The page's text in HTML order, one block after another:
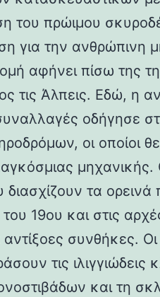
του πρώιμου
για την ανθρώπινη
αφήνει πίσω της
τις Άλπεις. Εδώ, η
οδήγησε
οι οποίοι
μηχανικής.
τα
19ου και στις
συνθήκες. Οι
τις ιλιγγιώδεις
και τη